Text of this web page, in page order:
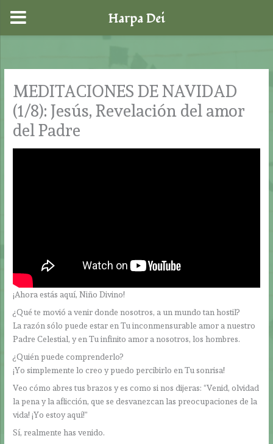
contenido
MEDITACIONES DE NAVIDAD
(1/8): Jesús, Revelación del amor
del Padre
¡Ahora estás aquí, Niño Divino!
¿Qué te movió a venir donde nosotros, a un mundo tan hostil?
La razón sólo puede estar en Tu inconmensurable amor a nuestro
Padre Celestial, y en Tu infinito amor a nosotros, los hombres.
¿Quién puede comprenderlo?
¡Yo simplemente lo creo y puedo percibirlo en Tu sonrisa!
Veo cómo abres tus brazos y es como si nos dijeras: “Venid, olvidad
la pena y la aflicción, que se desvanezcan las preocupaciones de la
vida! ¡Yo estoy aquí!”
Sí, realmente has venido.
Harpa Dei